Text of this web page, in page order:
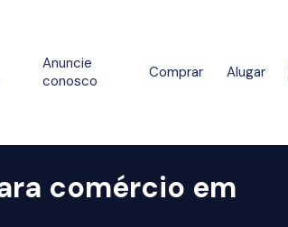
Anuncie
conosco
Comprar Alugar
comércio em